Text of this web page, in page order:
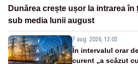
Dunărea crește ușor la intrarea în
sub media lunii august
7 aug. 2026, 13:02
În intervalul orar
curent „a scăzut